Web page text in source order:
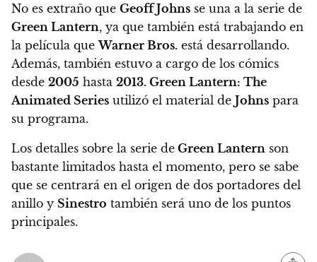
No es extraño que Geoff Johns se una a la serie de
Green Lantern, ya que también está trabajando en
la película queWarner Bros. está desarrollando.
Además, también estuvo a cargo de los cómics
desde 2005 hasta 2013. Green Lantern: The
Animated Series utilizó el material de Johns para
su programa.
Los detalles sobre la serie de Green Lantern son
bastante limitados hasta el momento, pero se sabe
que se centrará en el origen de dos portadores del
anillo y Sinestro también será uno de los puntos
principales.